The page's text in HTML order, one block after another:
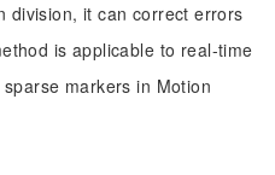
division, it can correct errors
is applicable to real-time
markers in Motion